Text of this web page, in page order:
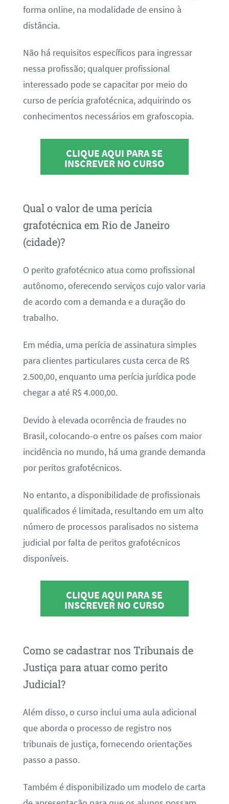
forma online, na modalidade de ensino à
distância.
Não há requisitos específicos para ingressar
nessa profissão; qualquer profissional
interessado pode se capacitar por meio do
curso de perícia grafotécnica, adquirindo os
conhecimentos necessários em grafoscopia.
CLIQUE AQUI PARA SE
INSCREVER NO CURSO
Qual o valor de uma perícia
grafotécnica em Rio de Janeiro
(cidade)?
O perito grafotécnico atua como profissional
autônomo, oferecendo serviços cujo valor varia
de acordo com a demanda e a duração do
trabalho.
Em média, uma perícia de assinatura simples
para clientes particulares custa cerca de R$
2.500,00, enquanto uma perícia jurídica pode
chegar a até R$ 4.000,00.
Devido à elevada ocorrência de fraudes no
Brasil, colocando-o entre os países com maior
incidência no mundo, há uma grande demanda
por peritos grafotécnicos.
No entanto, a disponibilidade de profissionais
qualificados é limitada, resultando em um alto
número de processos paralisados no sistema
judicial por falta de peritos grafotécnicos
disponíveis.
CLIQUE AQUI PARA SE
INSCREVER NO CURSO
Como se cadastrar nos Tribunais de
Justiça para atuar como perito
Judicial?
Além disso, o curso inclui uma aula adicional
que aborda o processo de registro nos
tribunais de justiça, fornecendo orientações
passo a passo.
Também é disponibilizado um modelo de carta